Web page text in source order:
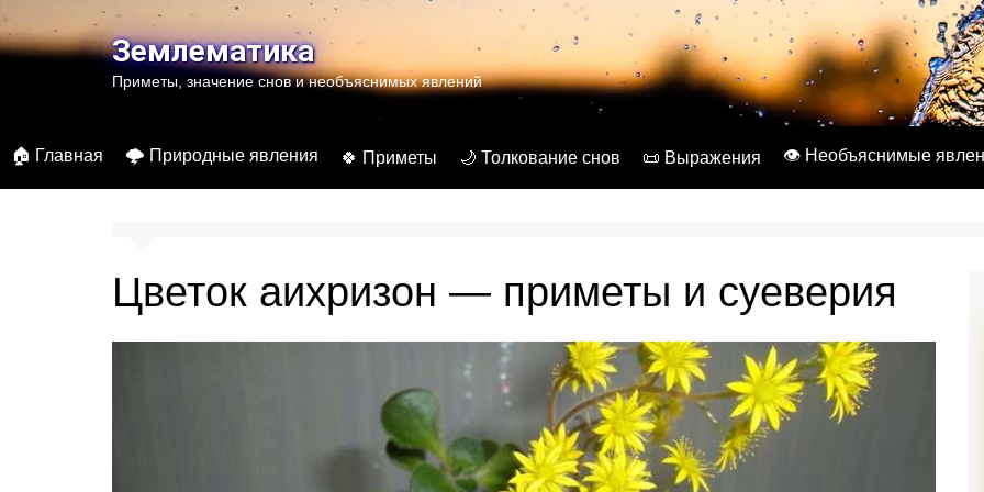
к
содержимомуЗемлематика
Приметы, значение снов и необъяснимых явлений
🏠 Главная 🌩️ Природные явления 🍀 Приметы 🌙 Толкование снов 📜 Выражения 👁️ Необъяснимые
Цветок аихризон — приметы и суеверия